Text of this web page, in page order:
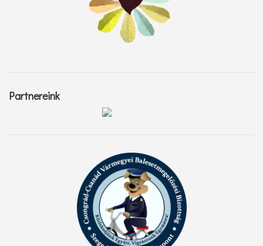
Partnereink